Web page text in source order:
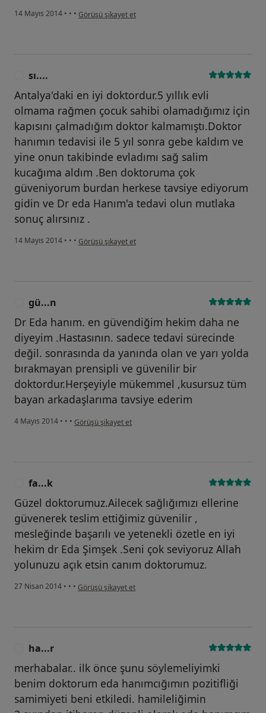
14 Mayıs 2014 • • • kullanıcının görüşüne göre ar...m
Görüşü şikayet et
sı....
Antalya'daki en iyi doktordur.5 yıllık evli
olmama rağmen çocuk sahibi olamadığımız için
kapısını çalmadığım doktor kalmamıştı.Doktor
hanımın tedavisi ile 5 yıl sonra gebe kaldım ve
yine onun takibinde evladımı sağ salim
kucağıma aldım .Ben doktoruma çok
güveniyorum burdan herkese tavsiye ediyorum
gidin ve Dr eda Hanım'a tedavi olun mutlaka
sonuç alırsınız .
14 Mayıs 2014 • • • kullanıcının görüşüne göre sı....
Görüşü şikayet et
gü...n
Dr Eda hanım. en güvendiğim hekim daha ne
diyeyim .Hastasının. sadece tedavi sürecinde
değil. sonrasında da yanında olan ve yarı yolda
bırakmayan prensipli ve güvenilir bir
doktordur.Herşeyiyle mükemmel ,kusursuz tüm
bayan arkadaşlarıma tavsiye ederim
4 Mayıs 2014 • • • kullanıcının görüşüne göre gü...n
Görüşü şikayet et
fa...k
Güzel doktorumuz.Ailecek sağlığımızı ellerine
güvenerek teslim ettiğimiz güvenilir ,
mesleğinde başarılı ve yetenekli özetle en iyi
hekim dr Eda Şimşek .Seni çok seviyoruz Allah
yolunuzu açık etsin canım doktorumuz.
27 Nisan 2014 • • • kullanıcının görüşüne göre fa...k
Görüşü şikayet et
ha...r
merhabalar.. ilk önce şunu söylemeliyimki
benim doktorum eda hanımcığımın pozitifliği
samimiyeti beni etkiledi. hamileliğimin